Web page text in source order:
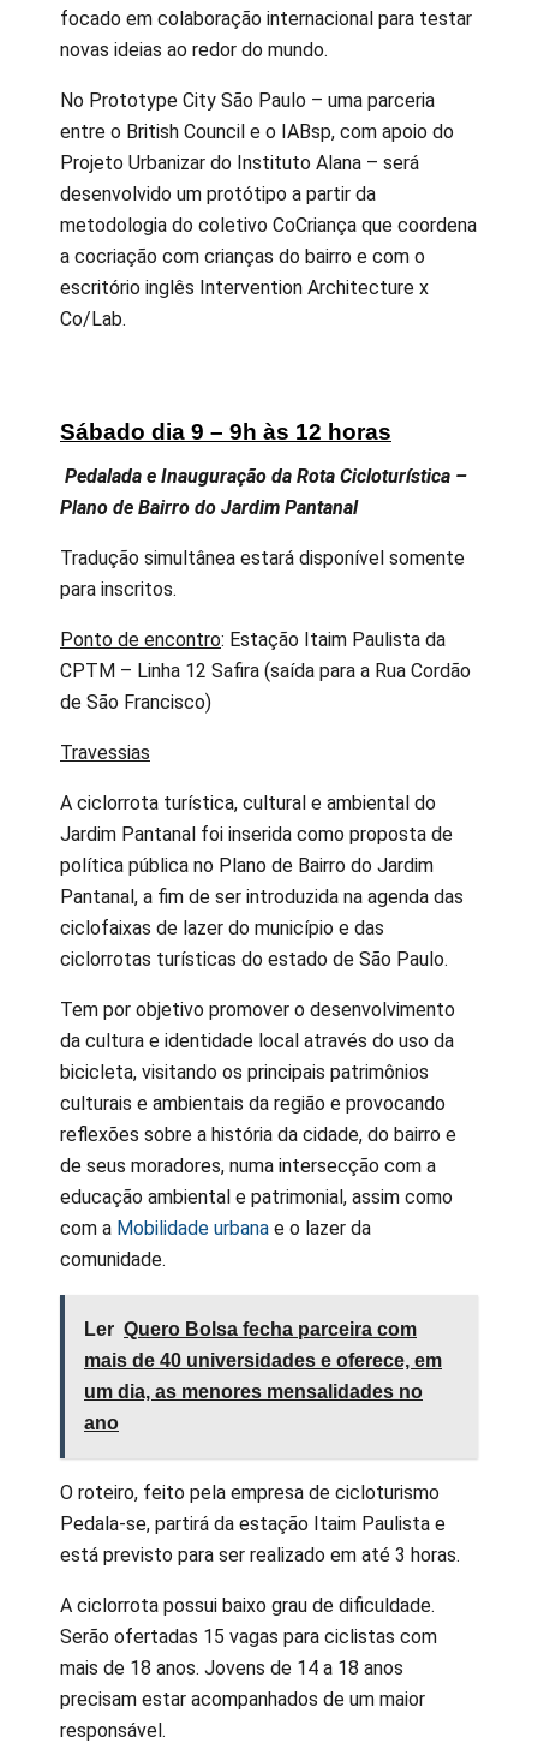
focado em colaboração internacional para testar
novas ideias ao redor do mundo.
No Prototype City São Paulo – uma parceria
entre o British Council e o IABsp, com apoio do
Projeto Urbanizar do Instituto Alana – será
desenvolvido um protótipo a partir da
metodologia do coletivo CoCriança que coordena
a cocriação com crianças do bairro e com o
escritório inglês Intervention Architecture x
Co/Lab.
Sábado dia 9 – 9h às 12 horas
Pedalada e Inauguração da Rota Cicloturística –
Plano de Bairro do Jardim Pantanal
Tradução simultânea estará disponível somente
para inscritos.
Ponto de encontro: Estação Itaim Paulista da
CPTM – Linha 12 Safira (saída para a Rua Cordão
de São Francisco)
Travessias
A ciclorrota turística, cultural e ambiental do
Jardim Pantanal foi inserida como proposta de
política pública no Plano de Bairro do Jardim
Pantanal, a fim de ser introduzida na agenda das
ciclofaixas de lazer do município e das
ciclorrotas turísticas do estado de São Paulo.
Tem por objetivo promover o desenvolvimento
da cultura e identidade local através do uso da
bicicleta, visitando os principais patrimônios
culturais e ambientais da região e provocando
reflexões sobre a história da cidade, do bairro e
de seus moradores, numa intersecção com a
educação ambiental e patrimonial, assim como
com a Mobilidade urbana e o lazer da
comunidade.
Ler Quero Bolsa fecha parceira com
mais de 40 universidades e oferece, em
um dia, as menores mensalidades no
ano
O roteiro, feito pela empresa de cicloturismo
Pedala-se, partirá da estação Itaim Paulista e
está previsto para ser realizado em até 3 horas.
A ciclorrota possui baixo grau de dificuldade.
Serão ofertadas 15 vagas para ciclistas com
mais de 18 anos. Jovens de 14 a 18 anos
precisam estar acompanhados de um maior
responsável.